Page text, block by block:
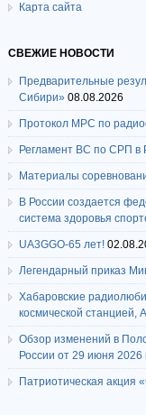
Карта сайта
СВЕЖИЕ НОВОСТИ
Предварительные
Сибири» 08.08.2026
Протокол МРС по
Регламент ВС по СРП в
Материалы
В России создается
система здоровья
UA3GGO-65 лет!
Легендарный приказ
Хабаровские
космической станцией,
Обзор изменений в
России от 29 июня 2026
Патриотическая акция